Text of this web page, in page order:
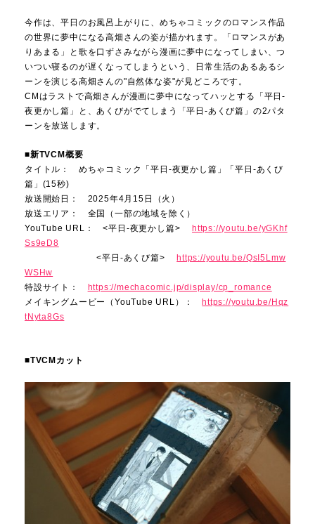
今作は、平日のお風呂上がりに、めちゃコミックのロマンス作品
の世界に夢中になる高畑さんの姿が描かれます。「ロマンスがあ
りあまる」と歌を口ずさみながら漫画に夢中になってしまい、つ
いつい寝るのが遅くなってしまうという、日常生活のあるあるシ
ーンを演じる高畑さんの"自然体な姿"が見どころです。
CMはラストで高畑さんが漫画に夢中になってハッとする「平日-
夜更かし篇」と、あくびがでてしまう「平日-あくび篇」の2パタ
ーンを放送します。
■新TVCM概要
タイトル： めちゃコミック「平日-夜更かし篇」「平日-あくび
篇」(15秒)
放送開始日： 2025年4月15日（火）
放送エリア： 全国（一部の地域を除く）
YouTube URL： <平日-夜更かし篇>
https://youtu.be/yGKhf
Ss9eD8
<平日-あくび篇>
https://youtu.be/QsI5Lmw
WSHw
特設サイト：
https://mechacomic.jp/display/cp_romance
メイキングムービー（YouTube URL）：
https://youtu.be/Hqz
tNyta8Gs
■TVCMカット